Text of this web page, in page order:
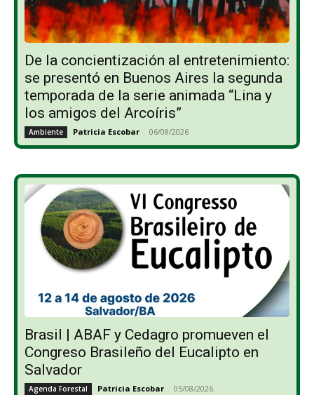
De la concientización al entretenimiento:
se presentó en Buenos Aires la segunda
temporada de la serie animada “Lina y
los amigos del Arcoíris”
Ambiente Patricia Escobar - 06/08/2026
Brasil | ABAF y Cedagro promueven el
Congreso Brasileño del Eucalipto en
Salvador
Agenda Forestal Patricia Escobar - 05/08/2026